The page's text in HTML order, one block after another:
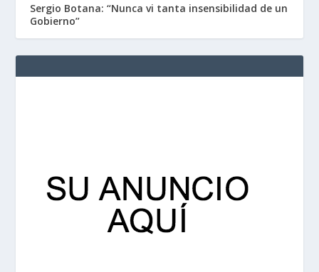
Sergio Botana: “Nunca vi tanta insensibilidad de un
Gobierno”